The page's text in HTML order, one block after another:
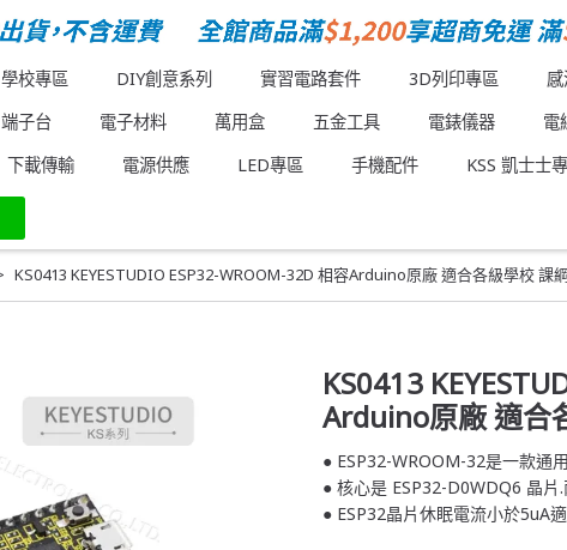
學校專區 DIY創意系列 實習電路套件 3D列印專區
端子台 電子材料 萬用盒 五金工具 電錶儀器
電
下載傳輸 電源供應 LED專區 手機配件 KSS 凱士士
KS0413 KEYESTUDIO ESP32-WROOM-32D 相容Arduino原廠 適合各級學校 課
KS0413
Arduino原廠 適合
● ESP32-WROOM-32是一款通
● 核心是 ESP32-D0WDQ6 晶片
● ESP32晶片休眠電流小於5uA